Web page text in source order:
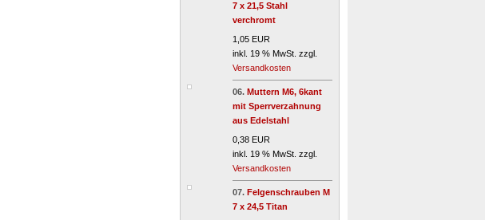
7 x 21,5 Stahl
verchromt
1,05 EUR
inkl. 19 % MwSt. zzgl.
Versandkosten
06. Muttern M6, 6kant
mit Sperrverzahnung
aus Edelstahl
0,38 EUR
inkl. 19 % MwSt. zzgl.
Versandkosten
07. Felgenschrauben M
7 x 24,5 Titan